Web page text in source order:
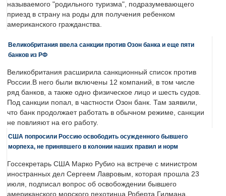
называемого "родильного туризма", подразумевающего
приезд в страну на роды для получения ребенком
американского гражданства.
Великобритания ввела санкции против Озон банка и еще пяти
банков из РФ
Великобритания расширила санкционный список против
России.В него были включены 12 компаний, в том числе
ряд банков, а также одно физическое лицо и шесть судов.
Под санкции попал, в частности Озон банк. Там заявили,
что банк продолжает работать в обычном режиме, санкции
не повлияют на его работу.
США попросили Россию освободить осужденного бывшего
морпеха, не принявшего в колонии наших правил и норм
Госсекретарь США Марко Рубио на встрече с министром
иностранных дел Сергеем Лавровым, которая прошла 23
июля, подписал вопрос об освобождении бывшего
американского морского пехотинца Роберта Гилмана,